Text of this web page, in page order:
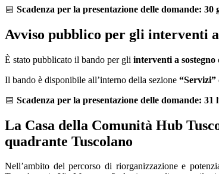
📅 Scadenza per la presentazione delle domande: 30
Avviso pubblico per gli interventi
È stato pubblicato il bando per gli interventi a
Il bando è disponibile all’interno della sezione “Servizi”
📅 Scadenza per la presentazione delle domande: 31
La Casa della Comunità Hub
quadrante Tuscolano
Nell’ambito del percorso di riorganizzazione e